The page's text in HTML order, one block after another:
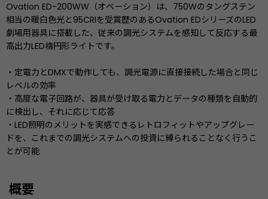
Ovation ED-200WW（オベーション）は、750Wのタングステン
相当の暖白色光と95CRIを受賞歴のあるOvation EDシリーズのLED
劇場用器具に搭載した、従来の調光システムを感知して反応する最
高出力LED楕円形ライトです。
・定電力とDMXで動作しても、調光電源に直接接続した場合と同じ
レベルの効率
・高度な電子回路が、器具が受け取る電力とデータの種類を自動的
に検出し、それに応じて応答
・LED照明のメリットを実感できるレトロフィットやアップグレー
ドを、これまでの調光システムへの投資に縛られることなく行うこ
とが可能
概要